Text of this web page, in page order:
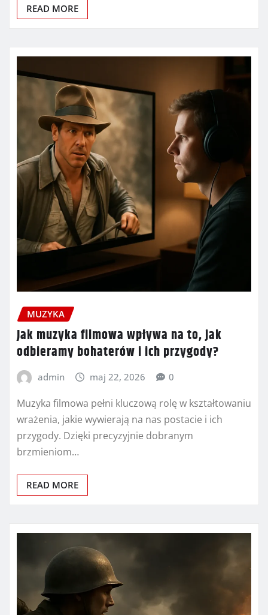
READ MORE
MUZYKA
Jak muzyka filmowa wpływa na to, jak
odbieramy bohaterów i ich przygody?
admin maj 22, 2026 0
Muzyka filmowa pełni kluczową rolę w kształtowaniu
wrażenia, jakie wywierają na nas postacie i ich
przygody. Dzięki precyzyjnie dobranym
brzmieniom…
READ MORE